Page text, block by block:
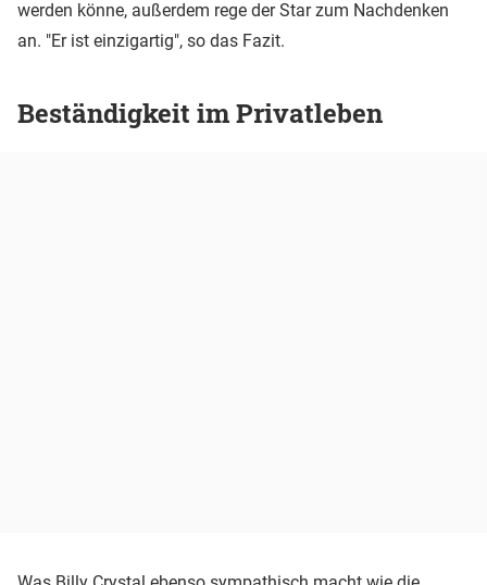
werden könne, außerdem rege der Star zum Nachdenken
an. "Er ist einzigartig", so das Fazit.
Beständigkeit im Privatleben